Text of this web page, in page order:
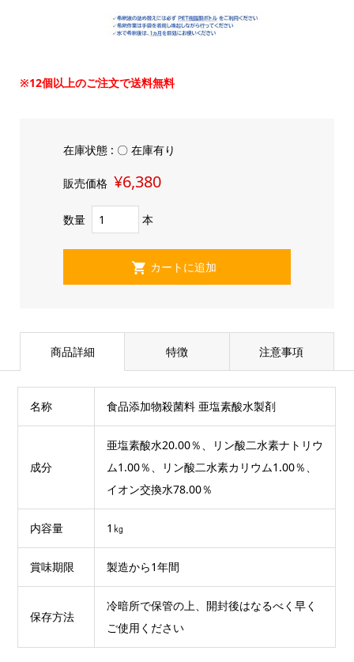
※12個以上のご注文で送料無料
在庫状態 : 〇 在庫有り
販売価格 ¥6,380
数量 本
商品詳細 特徴 注意事項
名称 食品添加物殺菌料 亜塩素酸水製剤
成分
亜塩素酸水20.00％、リン酸二水素ナトリウ
ム1.00％、リン酸二水素カリウム1.00％、
イオン交換水78.00％
内容量 1㎏
賞味期限 製造から1年間
保存方法
冷暗所で保管の上、開封後はなるべく早く
ご使用ください